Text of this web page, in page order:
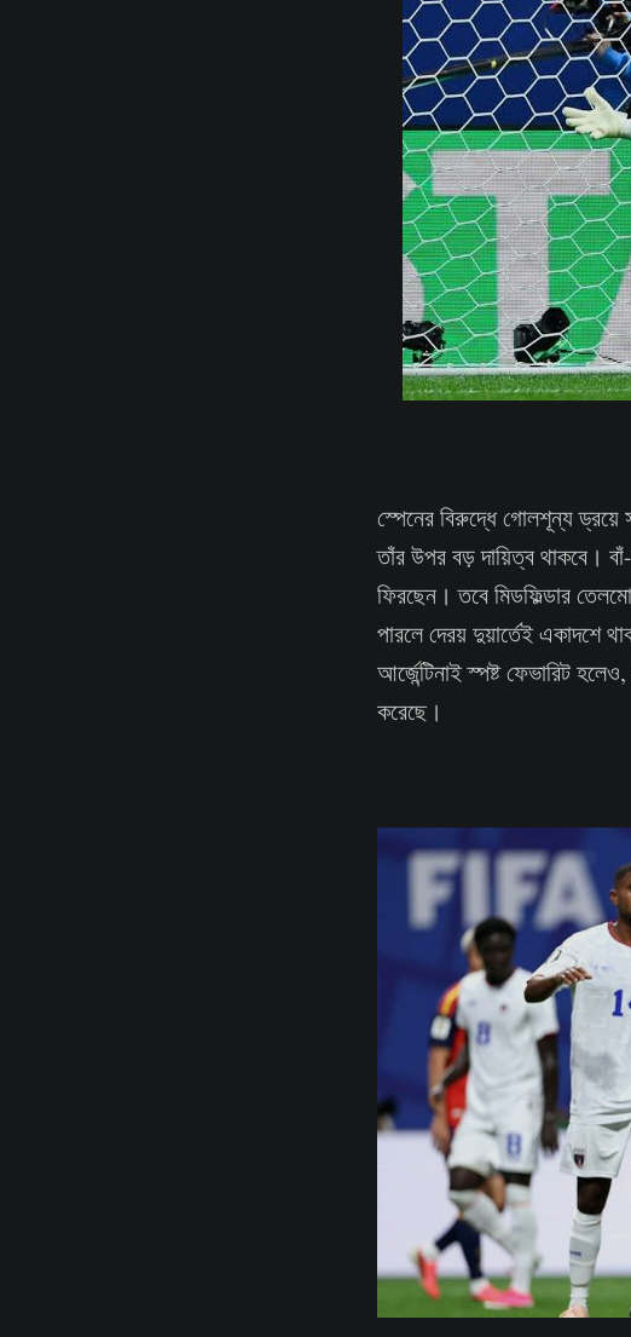
স্পেনের বিরুদ্ধে গোলশূন্য
তাঁর উপর বড় দায়িত্ব থাকবে। বাঁ-
ফিরছেন। তবে মিডফিল্ডার
পারলে দেরয় দুয়ার্তেই একাদশে
আর্জেন্টিনাই স্পষ্ট ফেভারিট
করেছে।